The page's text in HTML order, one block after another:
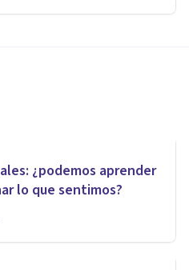
¿podemos aprender
lo que sentimos?